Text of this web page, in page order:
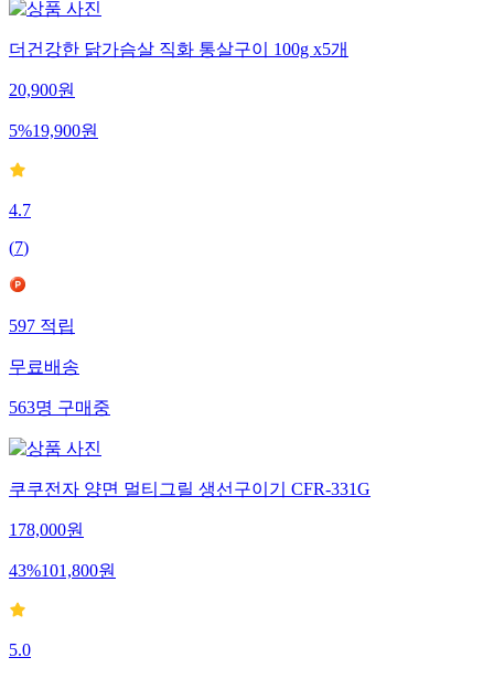
더건강한 닭가슴살 직화 통살구이 100g x5개
20,900원
5%19,900원
4.7
(7)
597적립
무료배송
563명구매중
쿠쿠전자 양면 멀티그릴 생선구이기 CFR-331G
178,000원
43%101,800원
5.0